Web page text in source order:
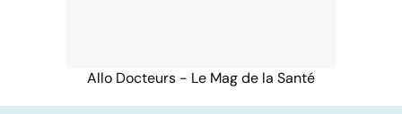
Allo Docteurs - Le Mag de la Santé